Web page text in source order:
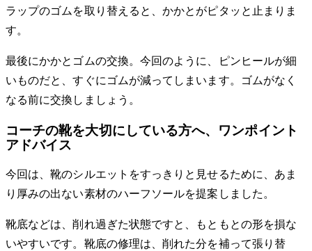
ラップのゴムを取り替えると、かかとがピタッと止まりま
す。
最後にかかとゴムの交換。今回のように、ピンヒールが細
いものだと、すぐにゴムが減ってしまいます。ゴムがなく
なる前に交換しましょう。
コーチの靴を大切にしている方へ、ワンポイント
アドバイス
今回は、靴のシルエットをすっきりと見せるために、あま
り厚みの出ない素材のハーフソールを提案しました。
靴底などは、削れ過ぎた状態ですと、もともとの形を損な
いやすいです。靴底の修理は、削れた分を補って張り替